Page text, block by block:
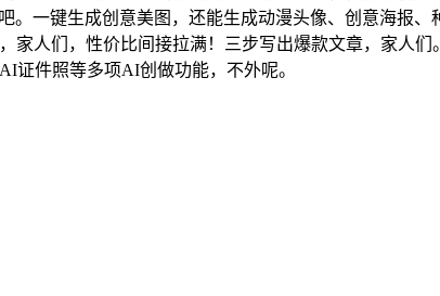
一键生成创意美图，还能生成动漫头像、创意海报
家人们，性价比间接拉满！三步写出爆款文章，家人
证件照等多项AI创做功能，不外呢。